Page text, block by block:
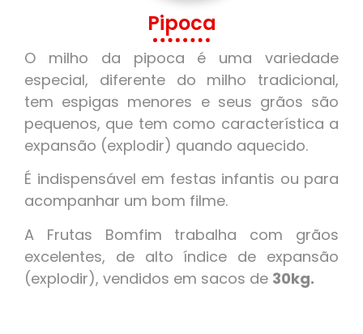
Pipoca
O milho da pipoca é uma variedade
especial, diferente do milho tradicional,
tem espigas menores e seus grãos são
pequenos, que tem como característica a
expansão (explodir) quando aquecido.
É indispensável em festas infantis ou para
acompanhar um bom filme.
A Frutas Bomfim trabalha com grãos
excelentes, de alto índice de expansão
(explodir), vendidos em sacos de 30kg.